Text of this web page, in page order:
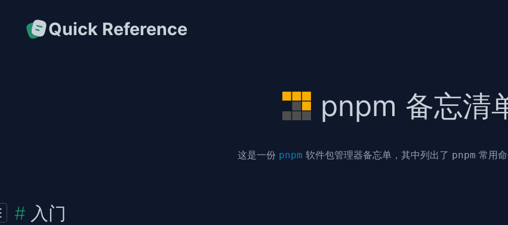
Quick Reference
pnpm 备忘清
这是一份 pnpm 软件包管理器备忘单，其中列出了 pnpm 常用命
入门